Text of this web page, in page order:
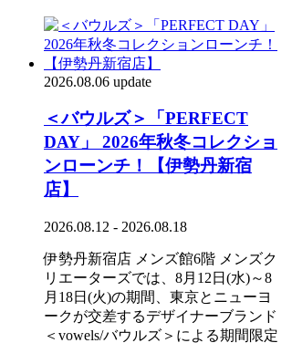
2026.08.06 update
＜バウルズ＞「PERFECT
DAY」 2026年秋冬コレクショ
ンローンチ！【伊勢丹新宿
店】
2026.08.12 - 2026.08.18
伊勢丹新宿店 メンズ館6階 メンズク
リエーターズでは、8月12日(水)～8
月18日(火)の期間、東京とニューヨ
ークが交差するデザイナーブランド
＜vowels/バウルズ＞による期間限定